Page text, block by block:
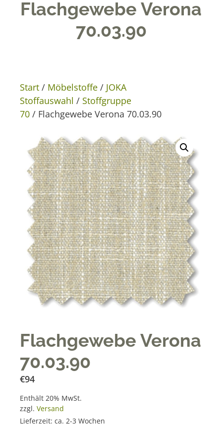
Flachgewebe Verona
70.03.90
Start / Möbelstoffe / JOKA
Stoffauswahl / Stoffgruppe
70 / Flachgewebe Verona 70.03.90
Flachgewebe Verona
70.03.90
€94
Enthält 20% MwSt.
zzgl. Versand
Lieferzeit: ca. 2-3 Wochen